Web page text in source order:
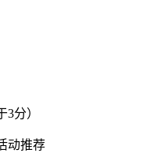
分）
动推荐